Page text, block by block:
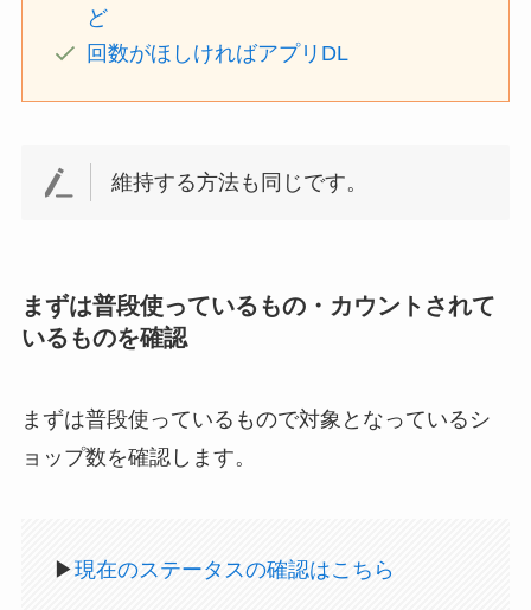
ど
回数がほしければアプリDL
維持する方法も同じです。
まずは普段使っているもの・カウントされて
いるものを確認
まずは普段使っているもので対象となっているシ
ョップ数を確認します。
▶現在のステータスの確認はこちら